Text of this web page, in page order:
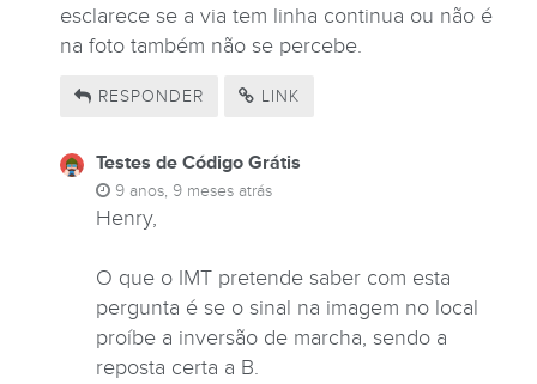
esclarece se a via tem linha continua ou não é
na foto também não se percebe.
RESPONDER LINK
Testes de Código Grátis
9 anos, 9 meses atrás
Henry,
O que o IMT pretende saber com esta
pergunta é se o sinal na imagem no local
proíbe a inversão de marcha, sendo a
reposta certa a B.